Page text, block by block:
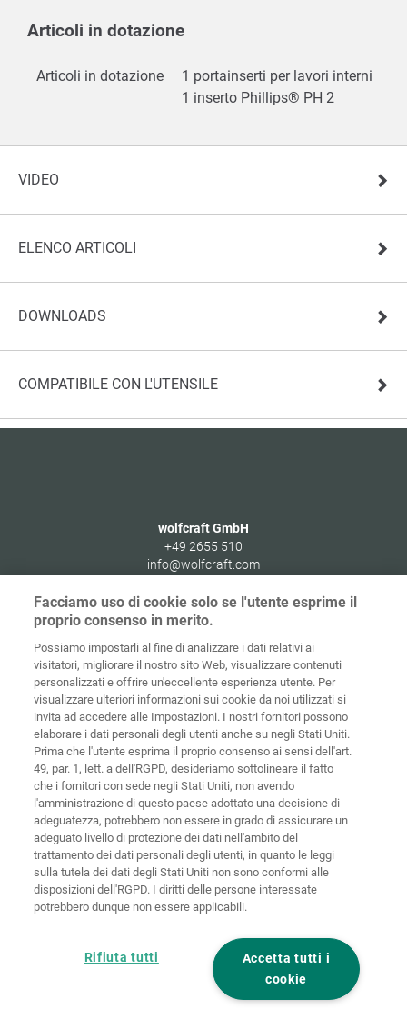
Articoli in dotazione
Articoli in dotazione
1 portainserti per lavori interni
1 inserto Phillips® PH 2
VIDEO
ELENCO ARTICOLI
DOWNLOADS
COMPATIBILE CON L'UTENSILE
wolfcraft GmbH
+49 2655 510
info@wolfcraft.com
56746 Kempenich
Germany
Home Contatti Colofone Tutela dei dati
CGC
Politiche sui
cookies Login
Dichiarazione
di accessibilità
Impostazioni sui cookie
Facciamo uso di cookie solo se l'utente esprime il
proprio consenso in merito.
Possiamo impostarli al fine di analizzare i dati relativi ai
visitatori, migliorare il nostro sito Web, visualizzare contenuti
personalizzati e offrire un'eccellente esperienza utente. Per
visualizzare ulteriori informazioni sui cookie da noi utilizzati si
invita ad accedere alle Impostazioni. I nostri fornitori possono
elaborare i dati personali degli utenti anche su negli Stati Uniti.
Prima che l'utente esprima il proprio consenso ai sensi dell'art.
49, par. 1, lett. a dell'RGPD, desideriamo sottolineare il fatto
che i fornitori con sede negli Stati Uniti, non avendo
l'amministrazione di questo paese adottato una decisione di
adeguatezza, potrebbero non essere in grado di assicurare un
adeguato livello di protezione dei dati nell'ambito del
trattamento dei dati personali degli utenti, in quanto le leggi
sulla tutela dei dati degli Stati Uniti non sono conformi alle
disposizioni dell'RGPD. I diritti delle persone interessate
potrebbero dunque non essere applicabili.
Accetta tutti i
cookie
Rifiuta tutti